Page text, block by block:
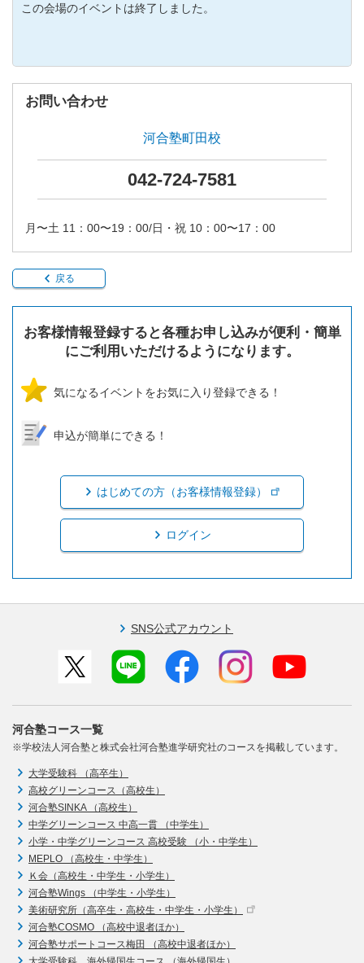
この会場のイベントは終了しました。
お問い合わせ
河合塾町田校
042-724-7581
月〜土 11：00〜19：00/日・祝 10：00〜17：00
戻る
お客様情報登録すると各種お申し込みが便利・簡単
にご利用いただけるようになります。
気になるイベントをお気に入り登録できる！
申込が簡単にできる！
はじめての方（お客様情報登録）
ログイン
SNS公式アカウント
河合塾コース一覧
※学校法人河合塾と株式会社河合塾進学研究社のコースを掲載しています。
大学受験科 （高卒生）
高校グリーンコース（高校生）
河合塾SINKA （高校生）
中学グリーンコース 中高一貫 （中学生）
小学・中学グリーンコース 高校受験 （小・中学生）
MEPLO （高校生・中学生）
Ｋ会（高校生・中学生・小学生）
河合塾Wings （中学生・小学生）
美術研究所（高卒生・高校生・中学生・小学生）
河合塾COSMO （高校中退者ほか）
河合塾サポートコース梅田 （高校中退者ほか）